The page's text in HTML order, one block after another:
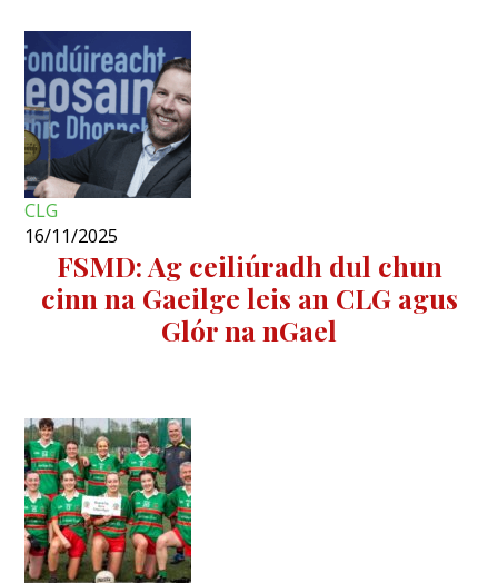
CLG
16/11/2025
FSMD: Ag ceiliúradh dul chun
cinn na Gaeilge leis an CLG agus
Glór na nGael